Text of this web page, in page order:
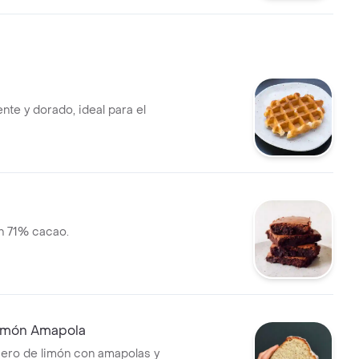
y dorado, ideal para el
71% cacao.
Amapola
de limón con amapolas y